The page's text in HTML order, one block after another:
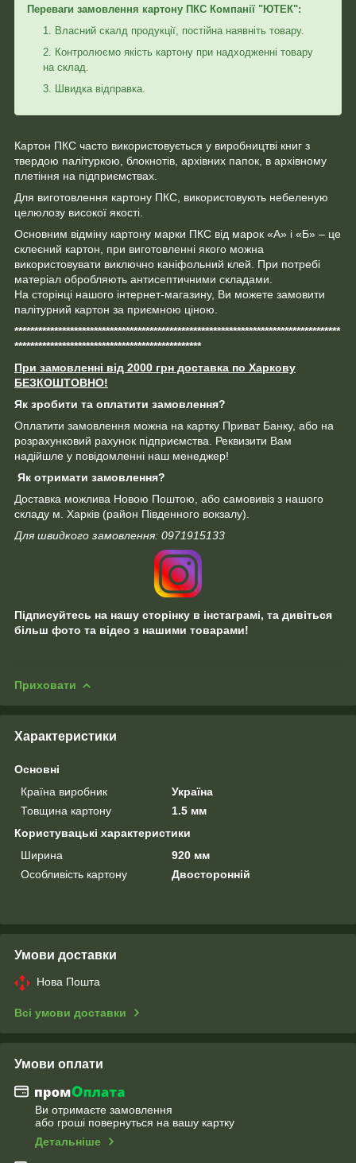
Переваги замовлення картону ПКС Компанії "ЮТЕК":
Власний скалд продукції, постійна наявніть товару.
Контролюємо якість картону при надходженні товару
на склад.
Швидка відправка.
Картон ПКС часто використовується у виробництві книг з
твердою палітуркою, блокнотів, архівних папок, в архівному
плетіння на підприємствах.
Для виготовлення картону ПКС, використовують небеленую
целюлозу високої якості.
Основним відміну картону марки ПКС від марок «А» і «Б» – це
склеєний картон, при виготовленні якого можна
використовувати виключно каніфольний клей. При потребі
матеріал обробляють антисептичними складами.
На сторінці нашого інтернет-магазину, Ви можете замовити
палітурний картон за приємною ціною.
**********************************************************************************
***********************************************
При замовленні від 2000 грн доставка по Харкову
БЕЗКОШТОВНО!
Як зробити та оплатити замовлення?
Оплатити замовлення можна на картку Приват Банку, або на
розрахунковий рахунок підприємства. Реквизити Вам
надійшле у повідомленні наш менеджер!
Як отримати замовлення?
Доставка можлива Новою Поштою, або самовивіз з нашого
складу м. Харків (район Південного вокзалу).
Для швидкого замовлення: 0971915133
Підписуйтесь на нашу сторінку в інстаграмі, та дивіться
більш фото та відео з нашими товарами!
Приховати
Характеристики
Основні
Країна виробник
Україна
Товщина картону
1.5 мм
Користувацькі характеристики
Ширина
920 мм
Особливість картону
Двосторонній
Умови доставки
Нова Пошта
Всі умови доставки
Умови оплати
Ви отримаєте замовлення
або гроші повернуться на вашу картку
Детальніше